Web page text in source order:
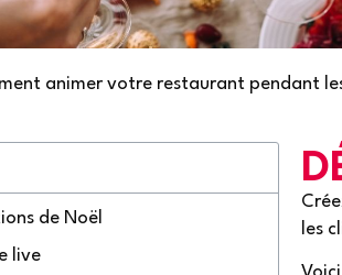
animer votre restaurant pendant
de Noël
live
les